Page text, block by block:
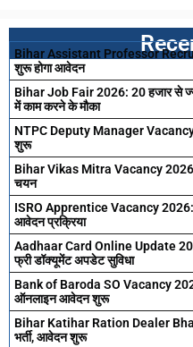
Bihar Assistant Professor
शुरू होगा आवेदन
Bihar Job Fair 2026: 20 हजार से
में काम करने के मौका
NTPC Deputy Manager Vacancy
शुरू
Bihar Vikas Mitra Vacancy 2026:
चयन
ISRO Apprentice Vacancy 2026:
आवेदन प्रक्रिया
Aadhaar Card Online Update
फ्री डॉक्यूमेंट अपडेट सुविधा
Bank of Baroda SO Vacancy
ऑनलाइन आवेदन शुरू
Bihar Katihar Ration Dealer
भर्ती, आवेदन शुरू